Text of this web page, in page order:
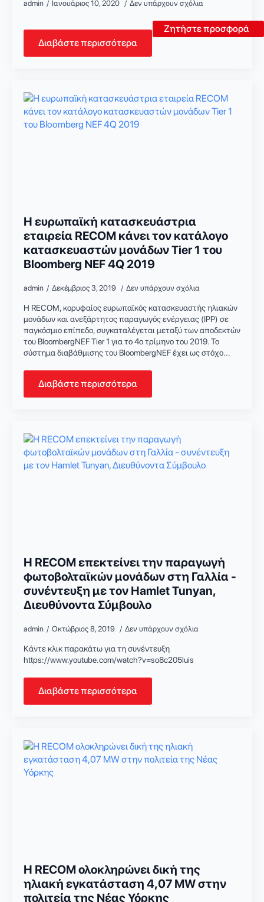
Ζητήστε προσφορά
admin Ιανουάριος 10, 2020 Δεν υπάρχουν σχόλια
Διαβάστε περισσότερα
Η ευρωπαϊκή κατασκευάστρια
εταιρεία RECOM κάνει τον κατάλογο
κατασκευαστών μονάδων Tier 1 του
Bloomberg NEF 4Q 2019
admin Δεκέμβριος 3, 2019 Δεν υπάρχουν σχόλια
Η RECOM, κορυφαίος ευρωπαϊκός κατασκευαστής ηλιακών
μονάδων και ανεξάρτητος παραγωγός ενέργειας (IPP) σε
παγκόσμιο επίπεδο, συγκαταλέγεται μεταξύ των αποδεκτών
του BloombergNEF Tier 1 για το 4ο τρίμηνο του 2019. Το
σύστημα διαβάθμισης του BloombergNEF έχει ως στόχο...
Διαβάστε περισσότερα
Η RECOM επεκτείνει την παραγωγή
φωτοβολταϊκών μονάδων στη Γαλλία -
συνέντευξη με τον Hamlet Tunyan,
Διευθύνοντα Σύμβουλο
admin Οκτώβριος 8, 2019 Δεν υπάρχουν σχόλια
Κάντε κλικ παρακάτω για τη συνέντευξη
https://www.youtube.com/watch?v=so8c205luis
Διαβάστε περισσότερα
Η RECOM ολοκληρώνει δική της
ηλιακή εγκατάσταση 4,07 MW στην
πολιτεία της Νέας Υόρκης